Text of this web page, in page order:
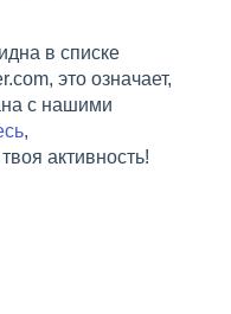
в списке
это означает,
с нашими
,
активность!